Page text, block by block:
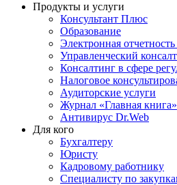
Продукты и услуги
Консультант Плюс
Образование
Электронная
Управленческий
Консалтинг в сфере
Налоговое
Аудиторские услуги
Журнал «Главная книга»
Антивирус Dr.Web
Для кого
Бухгалтеру
Юристу
Кадровому работнику
Специалисту по